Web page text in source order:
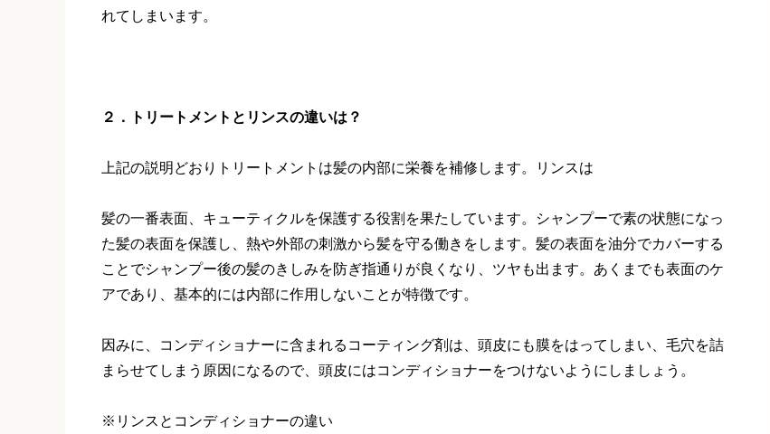
れてしまいます。
２．トリートメントとリンスの違いは？
上記の説明どおりトリートメントは髪の内部に栄養を補修します。リンスは
髪の一番表面、キューティクルを保護する役割を果たしています。シャンプーで素の状態になっ
た髪の表面を保護し、熱や外部の刺激から髪を守る働きをします。髪の表面を油分でカバーする
ことでシャンプー後の髪のきしみを防ぎ指通りが良くなり、ツヤも出ます。あくまでも表面のケ
アであり、基本的には内部に作用しないことが特徴です。
因みに、コンディショナーに含まれるコーティング剤は、頭皮にも膜をはってしまい、毛穴を詰
まらせてしまう原因になるので、頭皮にはコンディショナーをつけないようにしましょう。
※リンスとコンディショナーの違い